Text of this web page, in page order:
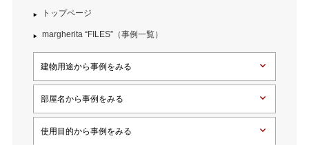
トップページ
margherita “FILES”（事例一覧）
建物用途から事例をみる
部屋名から事例をみる
使用目的から事例をみる